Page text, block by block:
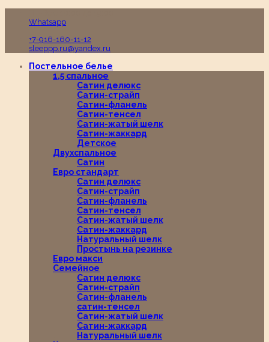
Whatsapp
+7-916-160-11-12
sleeppp.ru@yandex.ru
Постельное белье
1,5 спальное
Сатин делюкс
Сатин-страйп
Сатин-фланель
Сатин-тенсел
Сатин-жатый шелк
Сатин-жаккард
Детское
Двухспальное
Сатин
Евро стандарт
Сатин делюкс
Сатин-страйп
Сатин-фланель
Сатин-тенсел
Сатин-жатый шелк
Сатин-жаккард
Натуральный шелк
Простынь на резинке
Евро макси
Семейное
Сатин делюкс
Сатин-страйп
Сатин-фланель
сатин-тенсел
Сатин-жатый шелк
Сатин-жаккард
Натуральный шелк